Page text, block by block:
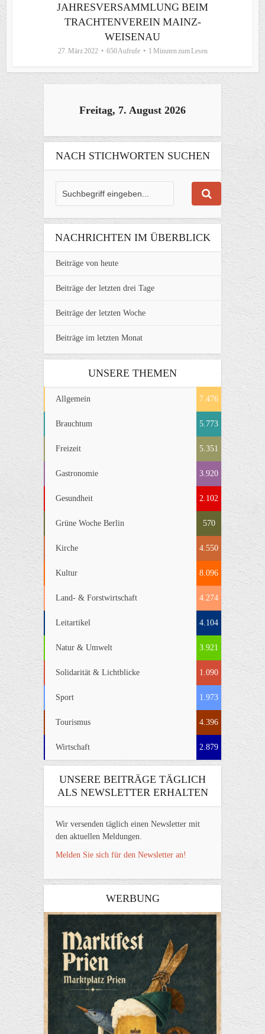
JAHRESVERSAMMLUNG BEIM
TRACHTENVEREIN MAINZ-
WEISENAU
27. März 2022 650 Aufrufe 1 Minuten zum Lesen
Freitag, 7. August 2026
NACH STICHWORTEN SUCHEN
NACHRICHTEN IM ÜBERBLICK
Beiträge von heute
Beiträge der letzten drei Tage
Beiträge der letzten Woche
Beiträge im letzten Monat
UNSERE THEMEN
Allgemein 7.476
Brauchtum 5.773
Freizeit 5.351
Gastronomie 3.920
Gesundheit 2.102
Grüne Woche Berlin 570
Kirche 4.550
Kultur 8.096
Land- & Forstwirtschaft 4.274
Leitartikel 4.104
Natur & Umwelt 3.921
Solidarität & Lichtblicke 1.090
Sport 1.973
Tourismus 4.396
Wirtschaft 2.879
UNSERE BEITRÄGE TÄGLICH
ALS NEWSLETTER ERHALTEN
Wir versenden täglich einen Newsletter mit
den aktuellen Meldungen.
Melden Sie sich für den Newsletter an!
WERBUNG